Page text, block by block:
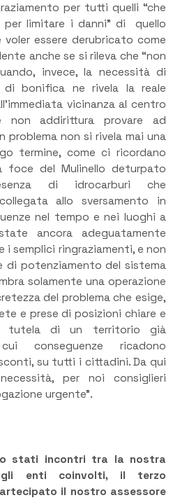
per tutti quelli “che
per limitare i danni” di quello
voler essere derubricato come
anche se si rileva che “non
invece, la necessità di
di bonifica ne rivela la reale
vicinanza al centro
non addirittura provare ad
problema non si rivela mai una
termine, come ci ricordano
foce del Mulinello deturpato
di idrocarburi che
allo sversamento in
nel tempo e nei luoghi a
ancora adeguatamente
i semplici ringraziamenti, e non
di potenziamento del sistema
solamente una operazione
del problema che esige,
e prese di posizioni chiare e
tutela di un territorio già
conseguenze ricadono
su tutti i cittadini. Da qui
per noi consiglieri
urgente”.
stati incontri tra la nostra
gli enti coinvolti, il terzo
il nostro assessore